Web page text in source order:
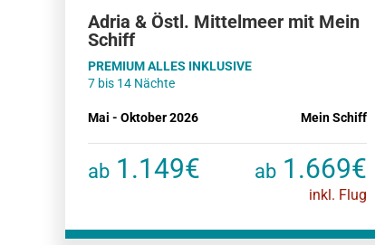
Adria & Östl. Mittelmeer mit Mein
Schiff
PREMIUM ALLES INKLUSIVE
7 bis 14 Nächte
Mai - Oktober 2026 Mein Schiff
ab 1.149€ ab 1.669€
inkl. Flug